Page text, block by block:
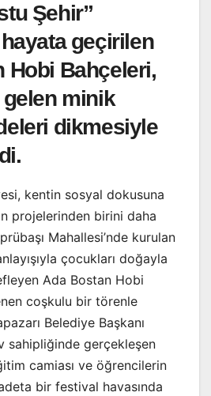
Şehir”
geçirilen
Hobi Bahçeleri,
minik
dikmesiyle
kentin sosyal dokusuna
projelerinden birini daha
Mahallesi’nde kurulan
çocukları doğayla
Ada Bostan Hobi
coşkulu bir törenle
Belediye Başkanı
sahipliğinde gerçekleşen
camiası ve öğrencilerin
bir festival havasında